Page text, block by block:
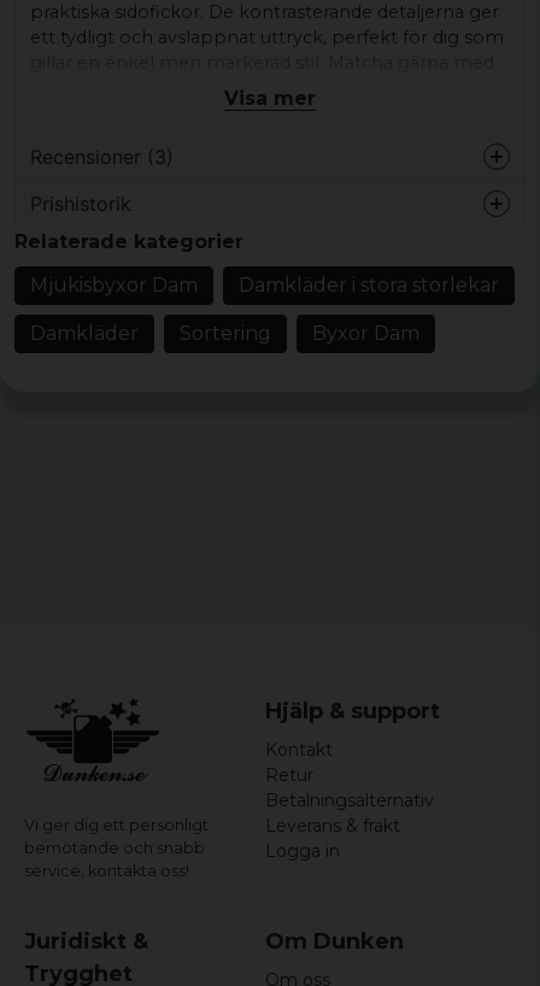
praktiska sidofickor. De kontrasterande detaljerna ger
ett tydligt och avslappnat uttryck, perfekt för dig som
t-shirt, hoodie eller sweatshirt och sneakers för en
Passar bra för både hemmadagar och avslappnade
Design/detaljer:Svart basfärg, två vita
vertikala ränder längs benen, ribbade
benslut, dragsko i midjan, sidofickor
Stil/känsla:Avslappnad vardagsstil
Visa mer
Recensioner (3)
för 4 år sedan
Har inte fått beställningen
Kenneth
för 5 år sedan
Prishistorik
Relaterade kategorier
Mjukisbyxor Dam
Damkläder i stora storlekar
Damkläder Sortering Byxor Dam
Vi ger dig ett personligt
bemötande och snabb
service, kontakta oss!
Hjälp & support
Kontakt
Retur
Betalningsalternativ
Leverans & frakt
Logga in
Juridiskt &
Trygghet
Om Dunken
Om oss